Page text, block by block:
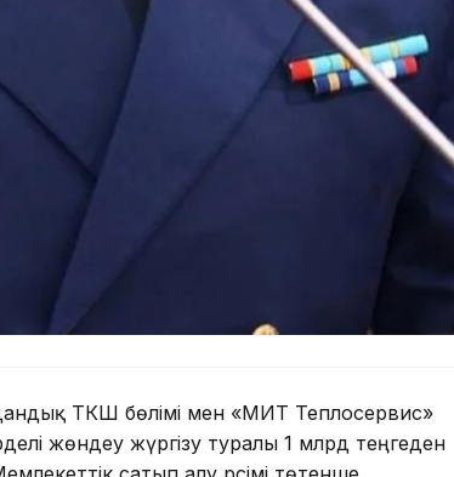
ТКШ бөлімі мен «МИТ Теплосервис»
жөндеу жүргізу туралы 1 млрд теңгеден